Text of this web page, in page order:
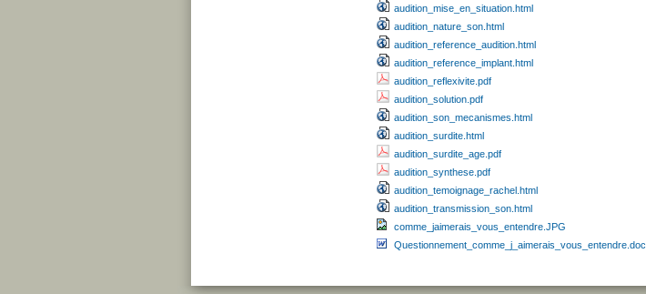
audition_mise_en_situation.html
audition_nature_son.html
audition_reference_audition.html
audition_reference_implant.html
audition_reflexivite.pdf
audition_solution.pdf
audition_son_mecanismes.html
audition_surdite.html
audition_surdite_age.pdf
audition_synthese.pdf
audition_temoignage_rachel.html
audition_transmission_son.html
comme_jaimerais_vous_entendre.JPG
Questionnement_comme_j_aimerais_vous_entendre.doc